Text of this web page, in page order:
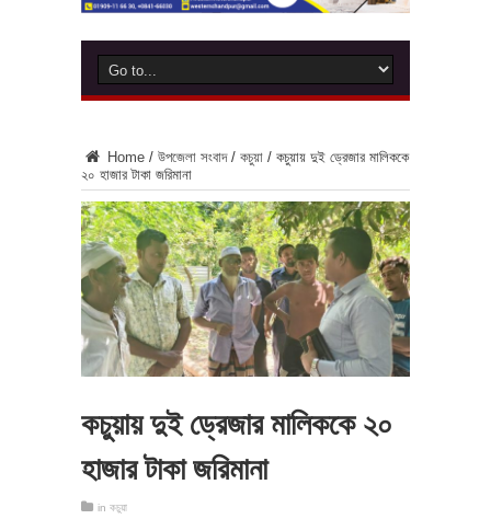
Home / উপজেলা সংবাদ / কচুয়া / কচুয়ায় দুই ড্রেজার মালিককে
২০ হাজার টাকা জরিমানা
কচুয়ায় দুই ড্রেজার মালিককে ২০
হাজার টাকা জরিমানা
in কচুয়া